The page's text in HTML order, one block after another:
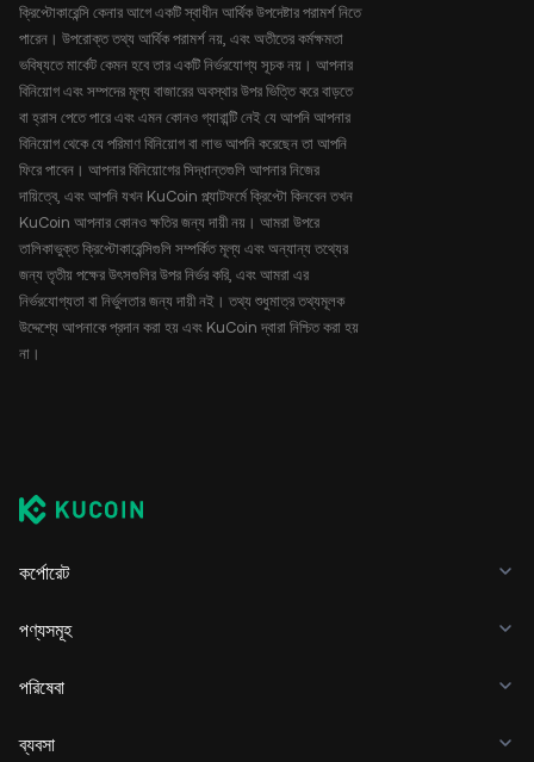
ক্রিপ্টোকারেন্সি কেনার আগে একটি স্বাধীন আর্থিক উপদেষ্টার পরামর্শ নিতে
পারেন। উপরোক্ত তথ্য আর্থিক পরামর্শ নয়, এবং অতীতের কর্মক্ষমতা
ভবিষ্যতে মার্কেট কেমন হবে তার একটি নির্ভরযোগ্য সূচক নয়। আপনার
বিনিয়োগ এবং সম্পদের মূল্য বাজারের অবস্থার উপর ভিত্তি করে বাড়তে
বা হ্রাস পেতে পারে এবং এমন কোনও গ্যারান্টি নেই যে আপনি আপনার
বিনিয়োগ থেকে যে পরিমাণ বিনিয়োগ বা লাভ আপনি করেছেন তা আপনি
ফিরে পাবেন। আপনার বিনিয়োগের সিদ্ধান্তগুলি আপনার নিজের
দায়িত্বে, এবং আপনি যখন KuCoin প্ল্যাটফর্মে ক্রিপ্টো কিনবেন তখন
KuCoin আপনার কোনও ক্ষতির জন্য দায়ী নয়। আমরা উপরে
তালিকাভুক্ত ক্রিপ্টোকারেন্সিগুলি সম্পর্কিত মূল্য এবং অন্যান্য তথ্যের
জন্য তৃতীয় পক্ষের উৎসগুলির উপর নির্ভর করি, এবং আমরা এর
নির্ভরযোগ্যতা বা নির্ভুলতার জন্য দায়ী নই। তথ্য শুধুমাত্র তথ্যমূলক
উদ্দেশ্যে আপনাকে প্রদান করা হয় এবং KuCoin দ্বারা নিশ্চিত করা হয়
না।
কর্পোরেট
পণ্যসমূহ
পরিষেবা
ব্যবসা